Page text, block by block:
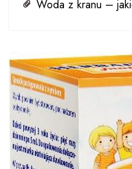
Woda z kranu –